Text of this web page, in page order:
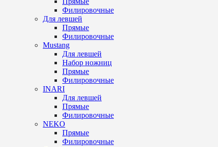
Филировочные
Для левшей
Прямые
Филировочные
Mustang
Для левшей
Набор ножниц
Прямые
Филировочные
INARI
Для левшей
Прямые
Филировочные
NEKO
Прямые
Филировочные